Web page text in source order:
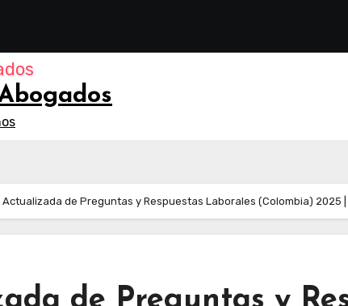
Actualizada de Preguntas y Respuestas Laborales (Colombia) 2025